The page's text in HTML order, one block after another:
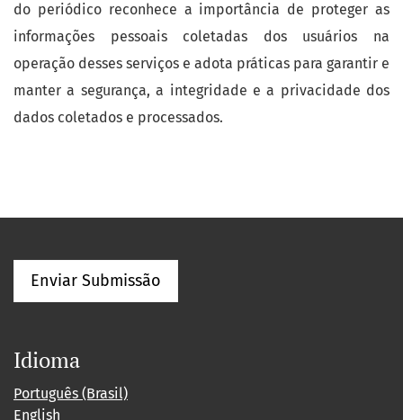
do periódico reconhece a importância de proteger as
informações pessoais coletadas dos usuários na
operação desses serviços e adota práticas para garantir e
manter a segurança, a integridade e a privacidade dos
dados coletados e processados.
Enviar Submissão
Idioma
Português (Brasil)
English